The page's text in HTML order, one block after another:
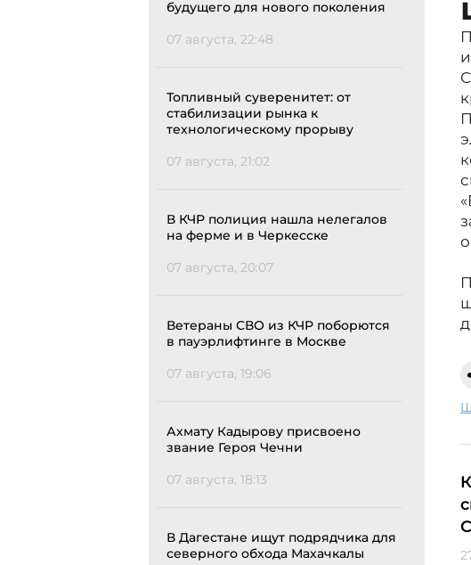
будущего для нового поколения
07 августа, 22:48
Топливный суверенитет: от
стабилизации рынка к
технологическому прорыву
07 августа, 21:02
В КЧР полиция нашла нелегалов
на ферме и в Черкесске
07 августа, 20:07
Ветераны СВО из КЧР поборются
в пауэрлифтинге в Москве
07 августа, 19:06
Ахмату Кадырову присвоено
звание Героя Чечни
07 августа, 18:13
В Дагестане ищут подрядчика для
северного обхода Махачкалы